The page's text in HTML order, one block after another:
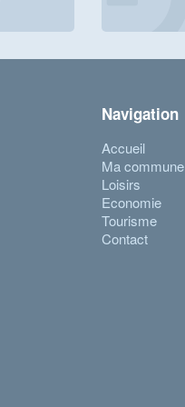
Navigation
Accueil
Ma commune
Loisirs
Economie
Tourisme
Contact